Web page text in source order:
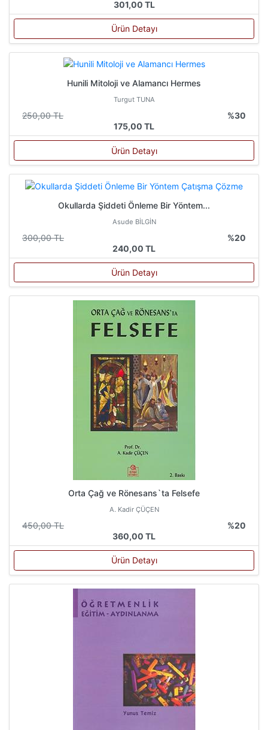
301,00 TL
Ürün Detayı
Hunili Mitoloji ve Alamancı Hermes
Turgut TUNA
250,00 TL
%30
175,00 TL
Ürün Detayı
Okullarda Şiddeti Önleme Bir Yöntem...
Asude BİLGİN
300,00 TL
%20
240,00 TL
Ürün Detayı
Orta Çağ ve Rönesans`ta Felsefe
A. Kadir ÇÜÇEN
450,00 TL
%20
360,00 TL
Ürün Detayı